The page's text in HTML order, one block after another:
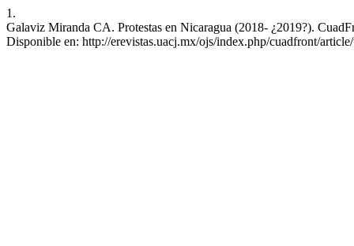
1.
Galaviz Miranda CA. Protestas en Nicaragua (2018- ¿2019?).
Disponible en: http://erevistas.uacj.mx/ojs/index.php/cuadfront/